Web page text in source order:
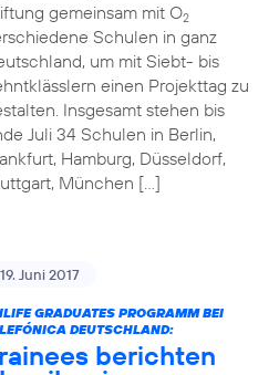
gemeinsam mit O2
Schulen in ganz
um mit Siebt- bis
einen Projekttag zu
Insgesamt stehen bis
Juli 34 Schulen in Berlin,
Hamburg, Düsseldorf,
München […]
19. Juni 2017
GRADUATES PROGRAMM BEI
DEUTSCHLAND:
berichten